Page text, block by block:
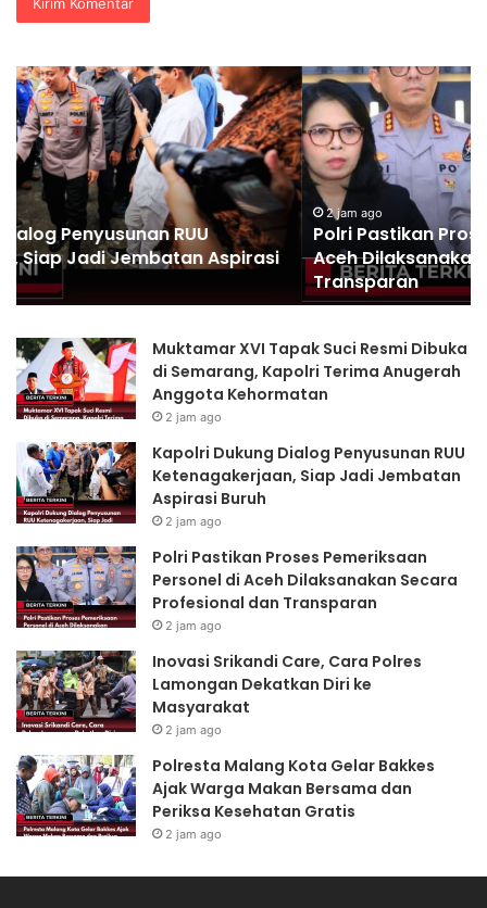
Polri
Pastikan
Proses
Pemeriksaan
Personel
di
Aceh
Dilaksanakan
Secara
Profesional
dan
2 jam ago
Polri Pastikan Proses Pemeriksaan Personel di
Aceh Dilaksanakan Secara Profesional dan
Transparan
ke
Muktamar XVI Tapak Suci Resmi Dibuka
di Semarang, Kapolri Terima Anugerah
Anggota Kehormatan
2 jam ago
Kapolri Dukung Dialog Penyusunan RUU
Ketenagakerjaan, Siap Jadi Jembatan
Aspirasi Buruh
2 jam ago
Polri Pastikan Proses Pemeriksaan
Personel di Aceh Dilaksanakan Secara
Profesional dan Transparan
2 jam ago
Inovasi Srikandi Care, Cara Polres
Lamongan Dekatkan Diri ke
Masyarakat
2 jam ago
Polresta Malang Kota Gelar Bakkes
Ajak Warga Makan Bersama dan
Periksa Kesehatan Gratis
2 jam ago